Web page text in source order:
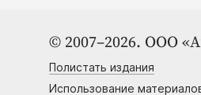
© 2007–2026. ООО
Полистать издания
Использование